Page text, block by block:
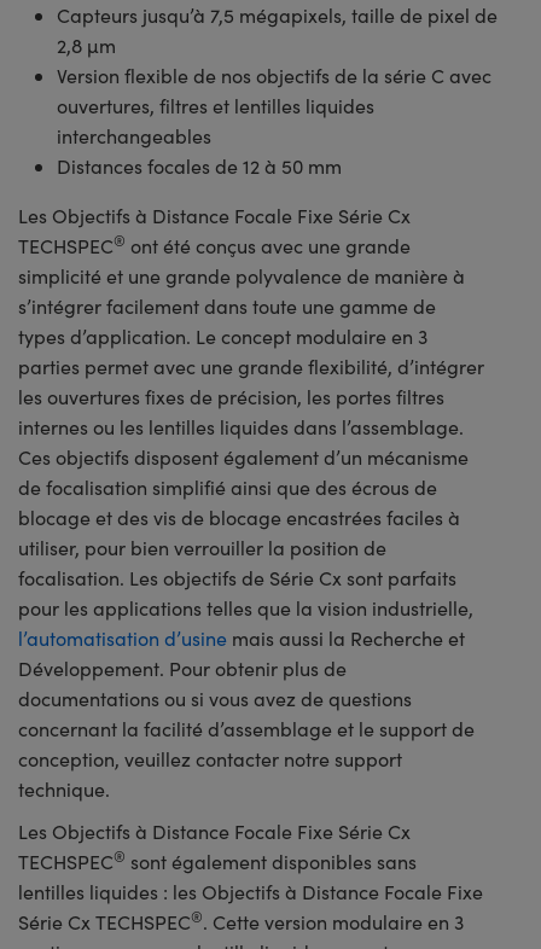
Capteurs jusqu’à 7,5 mégapixels, taille de pixel de
2,8 µm
Version flexible de nos objectifs de la série C avec
ouvertures, filtres et lentilles liquides
interchangeables
Distances focales de 12 à 50 mm
Les Objectifs à Distance Focale Fixe Série Cx
TECHSPEC® ont été conçus avec une grande
simplicité et une grande polyvalence de manière à
s’intégrer facilement dans toute une gamme de
types d’application. Le concept modulaire en 3
parties permet avec une grande flexibilité, d’intégrer
les ouvertures fixes de précision, les portes filtres
internes ou les lentilles liquides dans l’assemblage.
Ces objectifs disposent également d’un mécanisme
de focalisation simplifié ainsi que des écrous de
blocage et des vis de blocage encastrées faciles à
utiliser, pour bien verrouiller la position de
focalisation. Les objectifs de Série Cx sont parfaits
pour les applications telles que la vision industrielle,
l’automatisation d’usine mais aussi la Recherche et
Développement. Pour obtenir plus de
documentations ou si vous avez de questions
concernant la facilité d’assemblage et le support de
conception, veuillez contacter notre support
technique.
Les Objectifs à Distance Focale Fixe Série Cx
TECHSPEC® sont également disponibles sans
lentilles liquides : les Objectifs à Distance Focale Fixe
Série Cx TECHSPEC®. Cette version modulaire en 3